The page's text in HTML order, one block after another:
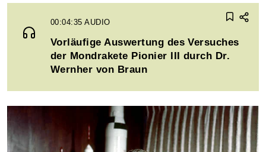
00:04:35AUDIO
Vorläufige Auswertung des Versuches
der Mondrakete Pionier III durch Dr.
Wernher von Braun